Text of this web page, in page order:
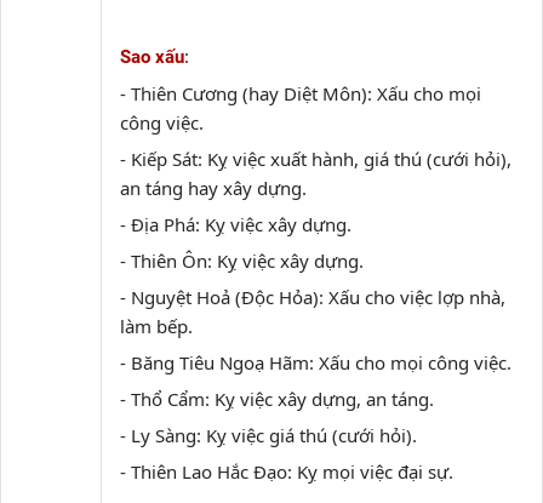
Sao xấu:
- Thiên Cương (hay Diệt Môn): Xấu cho mọi
công việc.
- Kiếp Sát: Kỵ việc xuất hành, giá thú (cưới hỏi),
an táng hay xây dựng.
- Địa Phá: Kỵ việc xây dựng.
- Thiên Ôn: Kỵ việc xây dựng.
- Nguyệt Hoả (Độc Hỏa): Xấu cho việc lợp nhà,
làm bếp.
- Băng Tiêu Ngoạ Hãm: Xấu cho mọi công việc.
- Thổ Cẩm: Kỵ việc xây dựng, an táng.
- Ly Sàng: Kỵ việc giá thú (cưới hỏi).
- Thiên Lao Hắc Đạo: Kỵ mọi việc đại sự.